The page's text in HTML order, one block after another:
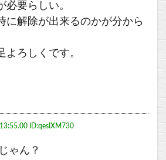
必要らしい。
に解除が出来るのかが分から
よろしくです。
ID:qesIXM730
ゃん？